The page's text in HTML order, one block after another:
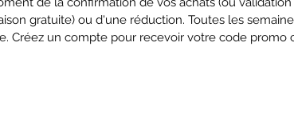
gratuite) ou d'une réduction. Toutes les
Créez un compte pour recevoir votre code promo